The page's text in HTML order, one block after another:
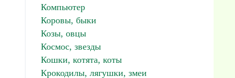
Компьютер
Коровы, быки
Козы, овцы
Космос, звезды
Кошки, котята, коты
Крокодилы, лягушки, змеи